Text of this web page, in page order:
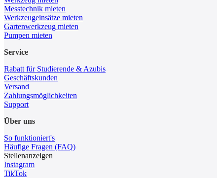
Messtechnik mieten
Werkzeugeinsätze mieten
Gartenwerkzeug mieten
Pumpen mieten
Service
Rabatt für Studierende & Azubis
Geschäftskunden
Versand
Zahlungsmöglichkeiten
Support
Über uns
So funktioniert's
Häufige Fragen (FAQ)
Stellenanzeigen
Instagram
TikTok